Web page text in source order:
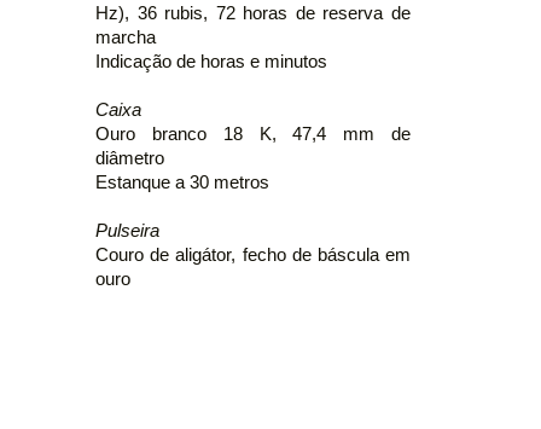
Hz), 36 rubis, 72 horas de reserva de
marcha
Indicação de horas e minutos
Caixa
Ouro branco 18 K, 47,4 mm de
diâmetro
Estanque a 30 metros
Pulseira
Couro de aligátor, fecho de báscula em
ouro